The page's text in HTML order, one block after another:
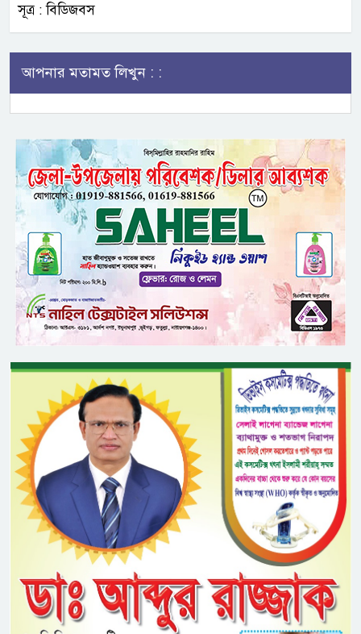
সূত্র : বিডিজবস
আপনার মতামত লিখুন : :